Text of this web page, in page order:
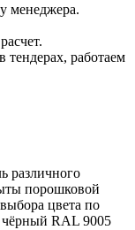
менеджера.
тендерах, работаем
различного
порошковой
цвета по
чёрный RAL 9005